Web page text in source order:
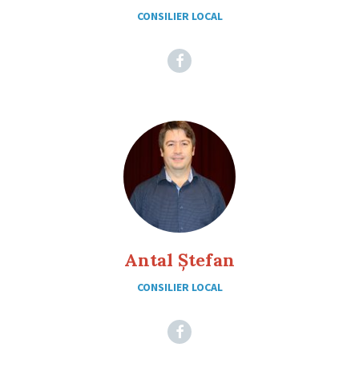
CONSILIER LOCAL
Facebook
Antal Ștefan
CONSILIER LOCAL
Facebook